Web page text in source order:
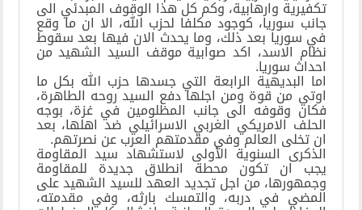
تكفيرية وارهابية، وكم كل هذا الوقوف المبدئي الى
جانب سوريا، كوجود مكلفا لحزب الله، الا ان ما وقع
في سوريا بعد ذلك، وما يحدث الان فيها بعد سقوط
نظام الاسد، اكد صوابية موقف السيد الشهيد من
احداث سوريا.
اما البديهية الرابعة التي جسدها حزب الله بكل ما
اوتي من قوة ومن اجلها دفع السيد روحه الطاهرة،
فكان وقوفه الى جانب المظلومين في غزة، بوجه
الحلف الامريكي الغربي الاسرائيلي ضد اهلها، بعد
ان تخلى العالم وفي مقدمتهم العرب عن نصرتهم.
الذكرى السنوية الأولى لاستشهاد سيد المقاومة
يجب ان تكون محطة انطلاق جديدة للمقاومة
وجمهورها، من اجل تجديد العهد للسيد الشهيد على
المضي في دربه، والتمسك بارثه، وفي مقدمته،